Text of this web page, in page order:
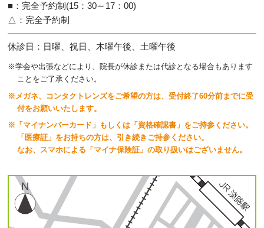
■：完全予約制(15：30～17：00)
△：完全予約制
休診日 日曜、祝日、木曜午後、土曜午後
※学会や出張などにより、院長が休診または代診となる場合もあります
ことをご了承ください。
※ メガネ、コンタクトレンズをご希望の方は、受付終了60分前までに受
付をお願いいたします。
※「マイナンバーカード」もしくは「資格確認書」をご持参ください。
「医療証」をお持ちの方は、引き続きご持参ください。
なお、スマホによる「マイナ保険証」の取り扱いはございません。